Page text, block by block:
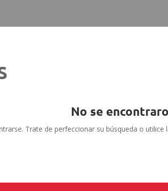
No se
Trate de perfeccionar su búsqueda o utilice